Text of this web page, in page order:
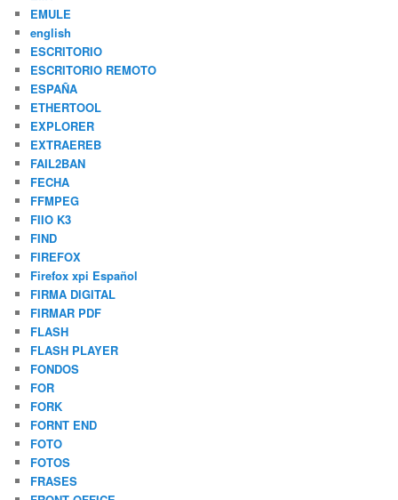
EMULE
english
ESCRITORIO
ESCRITORIO REMOTO
ESPAÑA
ETHERTOOL
EXPLORER
EXTRAEREB
FAIL2BAN
FECHA
FFMPEG
FIIO K3
FIND
FIREFOX
Firefox xpi Español
FIRMA DIGITAL
FIRMAR PDF
FLASH
FLASH PLAYER
FONDOS
FOR
FORK
FORNT END
FOTO
FOTOS
FRASES